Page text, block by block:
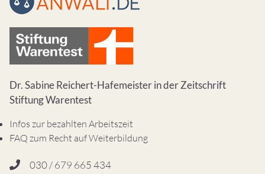
Dr. Sabine Reichert-Hafemeister in der Zeitschrift
Stiftung Warentest
Infos zur bezahlten Arbeitszeit
FAQ zum Recht auf Weiterbildung
030 / 679 665 434